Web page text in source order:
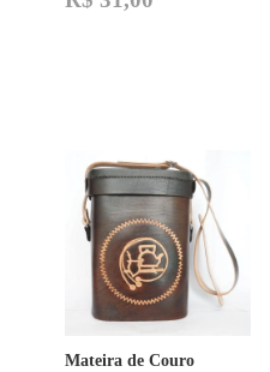
Mateira de Couro